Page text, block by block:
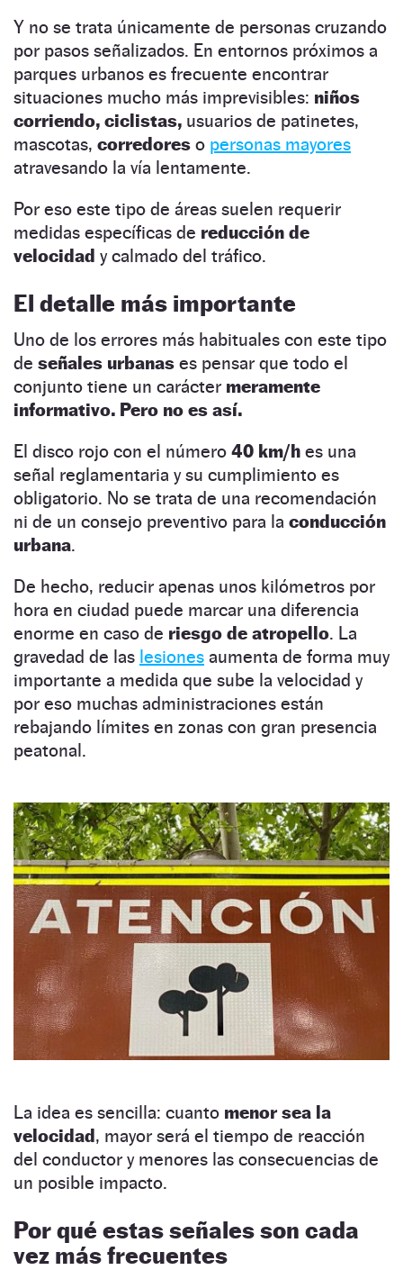
Y no se trata únicamente de personas cruzando
por pasos señalizados. En entornos próximos a
parques urbanos es frecuente encontrar
situaciones mucho más imprevisibles: niños
corriendo, ciclistas, usuarios de patinetes,
mascotas, corredores o personas mayores
atravesando la vía lentamente.
Por eso este tipo de áreas suelen requerir
medidas específicas de reducción de
velocidad y calmado del tráfico.
El detalle más importante
Uno de los errores más habituales con este tipo
de señales urbanas es pensar que todo el
conjunto tiene un carácter meramente
informativo. Pero no es así.
El disco rojo con el número 40 km/h es una
señal reglamentaria y su cumplimiento es
obligatorio. No se trata de una recomendación
ni de un consejo preventivo para la conducción
urbana.
De hecho, reducir apenas unos kilómetros por
hora en ciudad puede marcar una diferencia
enorme en caso de riesgo de atropello. La
gravedad de las lesiones aumenta de forma muy
importante a medida que sube la velocidad y
por eso muchas administraciones están
rebajando límites en zonas con gran presencia
peatonal.
La idea es sencilla: cuanto menor sea la
velocidad, mayor será el tiempo de reacción
del conductor y menores las consecuencias de
un posible impacto.
Por qué estas señales son cada
vez más frecuentes